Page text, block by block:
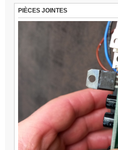
g
e
n
PIÈCES JOINTES